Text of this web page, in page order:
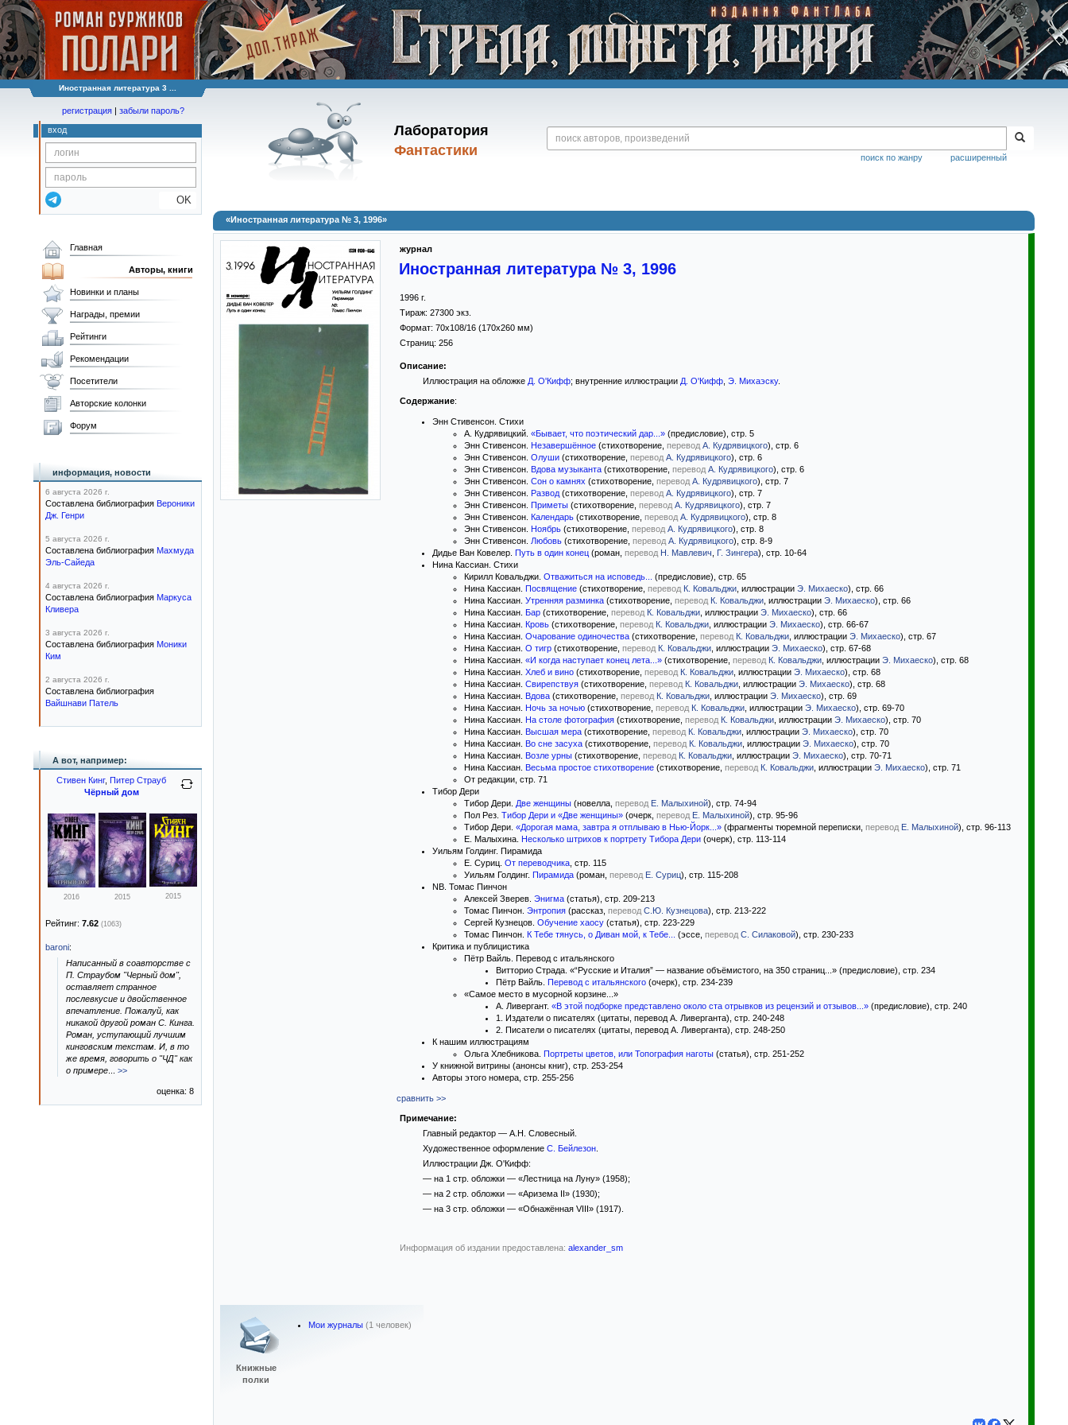
Иностранная литература 3 ...
Лаборатория
Фантастики
расширенный
поиск по жанру
регистрация | забыли пароль?
вход
OK
«Иностранная литература № 3, 1996»
журнал
Иностранная литература № 3, 1996
1996 г.
Тираж: 27300 экз.
Формат: 70x108/16 (170x260 мм)
Страниц: 256
Описание:
Иллюстрация на обложке Д. О'Кифф; внутренние иллюстрации Д. О'Кифф, Э. Михаэску.
Содержание:
Энн Стивенсон. Стихи
А. Кудрявицкий. «Бывает, что поэтический дар...» (предисловие), стр. 5
Энн Стивенсон. Незавершённое (стихотворение, перевод А. Кудрявицкого), стр. 6
Энн Стивенсон. Олуши (стихотворение, перевод А. Кудрявицкого), стр. 6
Энн Стивенсон. Вдова музыканта (стихотворение, перевод А. Кудрявицкого), стр. 6
Энн Стивенсон. Сон о камнях (стихотворение, перевод А. Кудрявицкого), стр. 7
Энн Стивенсон. Развод (стихотворение, перевод А. Кудрявицкого), стр. 7
Энн Стивенсон. Приметы (стихотворение, перевод А. Кудрявицкого), стр. 7
Энн Стивенсон. Календарь (стихотворение, перевод А. Кудрявицкого), стр. 8
Энн Стивенсон. Ноябрь (стихотворение, перевод А. Кудрявицкого), стр. 8
Энн Стивенсон. Любовь (стихотворение, перевод А. Кудрявицкого), стр. 8-9
Дидье Ван Ковелер. Путь в один конец (роман, перевод Н. Мавлевич Г. Зингера), стр. 10-64
Нина Кассиан. Стихи
Кирилл Ковальджи. Отважиться на исповедь...
(предисловие), стр. 65
Нина Кассиан. Посвящение (стихотворение, перевод К. Ковальджи , иллюстрации Э. Михаеско), стр. 66
Нина Кассиан. Утренняя разминка (стихотворение, перевод К. Ковальджи , иллюстрации Э. Михаеско), стр. 66
Нина Кассиан. Бар (стихотворение, перевод К. Ковальджи , иллюстрации Э. Михаеско), стр. 66
Нина Кассиан. Кровь (стихотворение, перевод К. Ковальджи , иллюстрации Э. Михаеско), стр. 66-67
Нина Кассиан. Очарование одиночества (стихотворение, перевод К. Ковальджи , иллюстрации Э. Михаеско), стр. 67
Нина Кассиан. О тигр (стихотворение, перевод К. Ковальджи , иллюстрации Э. Михаеско), стр. 67-68
Нина Кассиан. «И когда наступает конец лета...» (стихотворение, перевод К. Ковальджи , иллюстрации Э. Михаеско), стр. 68
Нина Кассиан. Хлеб и вино (стихотворение, перевод К. Ковальджи , иллюстрации Э. Михаеско), стр. 68
Нина Кассиан. Свирепствуя (стихотворение, перевод К. Ковальджи , иллюстрации Э. Михаеско), стр. 68
Нина Кассиан. Вдова (стихотворение, перевод К. Ковальджи , иллюстрации Э. Михаеско), стр. 69
Нина Кассиан. Ночь за ночью (стихотворение, перевод К. Ковальджи , иллюстрации Э. Михаеско), стр. 69-70
Нина Кассиан. На столе фотография (стихотворение, перевод К. Ковальджи , иллюстрации Э. Михаеско), стр. 70
Нина Кассиан. Высшая мера (стихотворение, перевод К. Ковальджи , иллюстрации Э. Михаеско), стр. 70
Нина Кассиан. Во сне засуха (стихотворение, перевод К. Ковальджи , иллюстрации Э. Михаеско), стр. 70
Нина Кассиан. Возле урны (стихотворение, перевод К. Ковальджи , иллюстрации Э. Михаеско), стр. 70-71
Нина Кассиан. Весьма простое стихотворение (стихотворение, перевод К. Ковальджи , иллюстрации Э. Михаеско), стр. 71
От редакции, стр. 71
Тибор Дери
Тибор Дери. Две женщины (новелла, перевод Е. Малыхиной), стр. 74-94
Пол Рез. Тибор Дери и «Две женщины» (очерк, перевод Е. Малыхиной), стр. 95-96
Тибор Дери. «Дорогая мама, завтра я отплываю в Нью-Йорк...» (фрагменты тюремной переписки, перевод Е. Малыхиной), стр. 96-113
Е. Малыхина. Несколько штрихов к портрету Тибора Дери (очерк), стр. 113-114
Уильям Голдинг. Пирамида
Е. Суриц. От переводчика , стр. 115
Уильям Голдинг. Пирамида (роман, перевод Е. Суриц), стр. 115-208
NB. Томас Пинчон
Алексей Зверев. Энигма (статья), стр. 209-213
Томас Пинчон. Энтропия (рассказ, перевод С.Ю. Кузнецова), стр. 213-222
Сергей Кузнецов. Обучение хаосу (статья), стр. 223-229
Томас Пинчон. К Тебе тянусь, о Диван мой, к Тебе... (эссе, перевод С. Силаковой), стр. 230-233
Критика и публицистика
Пётр Вайль. Перевод с итальянского
Витторио Страда. «“Русские и Италия” — название объёмистого, на 350 страниц...» (предисловие), стр. 234
Пётр Вайль. Перевод с итальянского (очерк), стр. 234-239
«Самое место в мусорной корзине...»
А. Ливергант. «В этой подборке представлено около ста отрывков из рецензий и отзывов...» (предисловие), стр. 240
1. Издатели о писателях (цитаты, перевод А. Ливерганта), стр. 240-248
2. Писатели о писателях (цитаты, перевод А. Ливерганта), стр. 248-250
К нашим иллюстрациям
Ольга Хлебникова. Портреты цветов, или Топография наготы (статья), стр. 251-252
У книжной витрины (анонсы книг), стр. 253-254
Авторы этого номера, стр. 255-256
сравнить >>
Примечание:
Главный редактор — А.Н. Словесный.
Художественное оформление С. Бейлезон.
Иллюстрации Дж. О'Кифф:
— на 1 стр. обложки — «Лестница на Луну» (1958);
— на 2 стр. обложки — «Аризема II» (1930);
— на 3 стр. обложки — «Обнажённая VIII» (1917).
Информация об издании предоставлена: alexander_sm
Книжные
полки
Мои журналы (1 человек)
Главная
Авторы, книги
Новинки и планы
Награды, премии
Рейтинги
Рекомендации
Посетители
Авторские колонки
Форум
информация, новости
6 августа 2026 г.
Составлена библиография Вероники
Дж. Генри
5 августа 2026 г.
Составлена библиография Махмуда
Эль-Сайеда
4 августа 2026 г.
Составлена библиография Маркуса
Кливера
3 августа 2026 г.
Составлена библиография Моники
Ким
2 августа 2026 г.
Составлена библиография
Вайшнави Патель
А вот, например:
Стивен Кинг, Питер Страуб
Чёрный дом
2016 2015 2015
Рейтинг: 7.62 (1063)
baroni:
Написанный в соавторстве с
П. Страубом "Черный дом",
оставляет странное
послевкусие и двойственное
впечатление. Пожалуй, как
никакой другой роман С. Кинга.
Роман, уступающий лучшим
кинговским текстам. И, в то
же время, говорить о "ЧД" как
о примере
>>
оценка: 8